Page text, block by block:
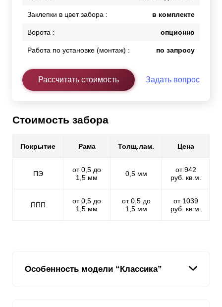
Заклепки в цвет забора : в комплекте
Ворота : опционно
Работа по установке (монтаж) : по запросу
Рассчитать стоимость Задать вопрос
Стоимость забора
Покрытие Рама Толщ.лам. Цена
ПЭ
от 0,5 до
1,5 мм
0,5 мм
от 942
руб. кв.м.
ППП
от 0,5 до
1,5 мм
от 0,5 до
1,5 мм
от 1039
руб. кв.м.
Особенность модели “Классика”